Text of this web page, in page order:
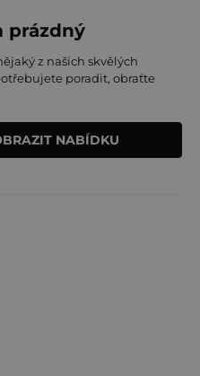
prázdný
z našich skvělých
poradit, obraťte
NABÍDKU